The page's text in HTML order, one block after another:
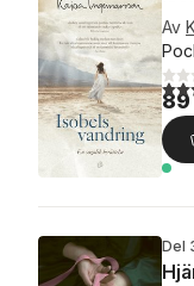
Av
4,3
Del